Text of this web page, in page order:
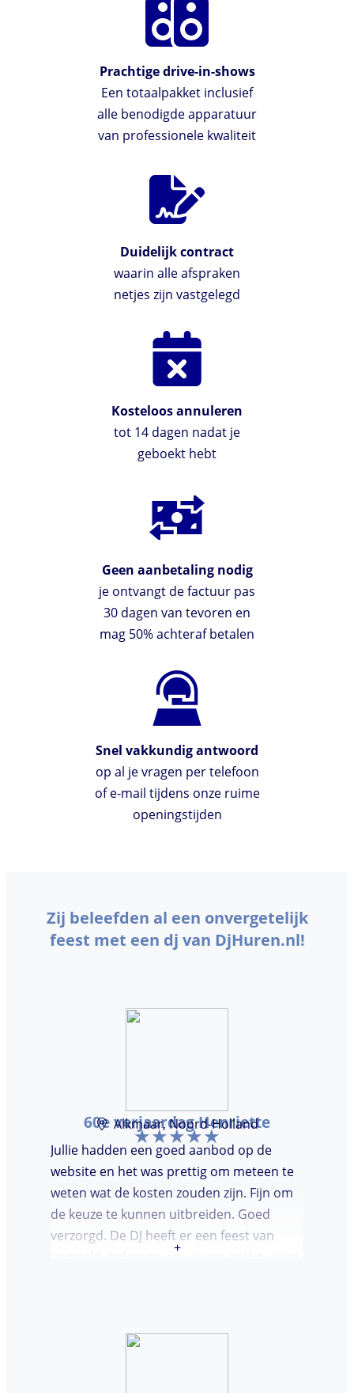
Prachtige drive-in-shows
Een totaalpakket inclusief
alle benodigde apparatuur
van professionele kwaliteit
Duidelijk contract
waarin alle afspraken
netjes zijn vastgelegd
Kosteloos annuleren
tot 14 dagen nadat je
geboekt hebt
Geen aanbetaling nodig
je ontvangt de factuur pas
30 dagen van tevoren en
mag 50% achteraf betalen
Snel vakkundig antwoord
op al je vragen per telefoon
of e-mail tijdens onze ruime
openingstijden
Zij beleefden al een onvergetelijk
feest met een dj van DjHuren.nl!
60e verjaardag Henriette
Alkmaar, Noord-Holland
Jullie hadden een goed aanbod op de
website en het was prettig om meteen te
weten wat de kosten zouden zijn. Fijn om
de keuze te kunnen uitbreiden. Goed
verzorgd. De DJ heeft er een feest van
gemaakt. Iedereen was super enthousiast,
ik en mijn gasten genieten nog heerlijk na.
+